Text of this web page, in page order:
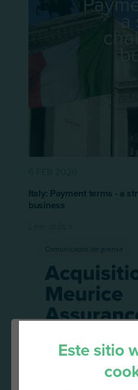
Italy: Payment terms - a
business
Comunicados de prensa
Este sitio